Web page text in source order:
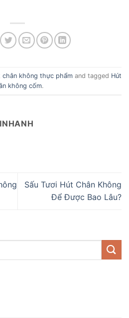
chân không thực phẩm and tagged Hút
không cốm.
Sấu Tươi Hút Chân Không
Để Được Bao Lâu?